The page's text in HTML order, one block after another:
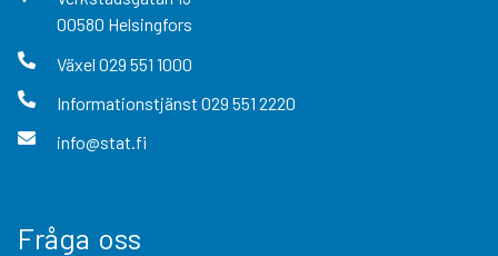
00580 Helsingfors
Växel 029 551 1000
Informationstjänst 029 551 2220
info@stat.fi
Fråga oss